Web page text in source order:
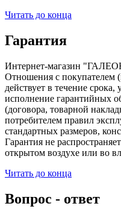
Читать до конца
Гарантия
Интернет-магазин
Отношения с покупателем
действует в течение
исполнение гарантийных
(договора, товарной
потребителем правил
стандартных размеров,
Гарантия не
открытом воздухе или во
Читать до конца
Вопрос - ответ